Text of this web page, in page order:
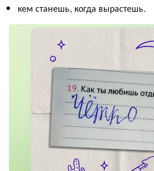
кем станешь, когда вырастешь.